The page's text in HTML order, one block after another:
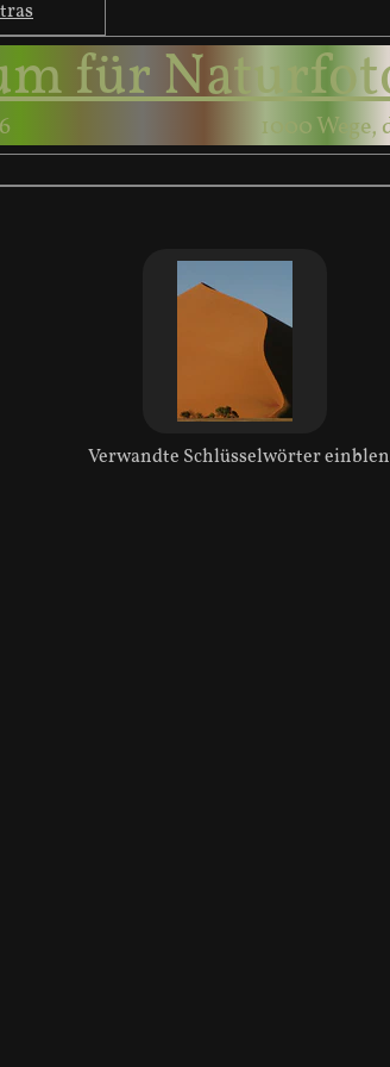
für
1000 Wege,
Verwandte Schlüsselwörter